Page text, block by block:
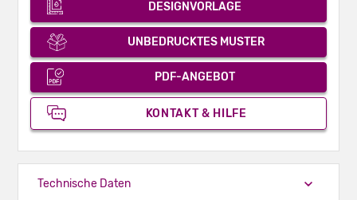
DESIGNVORLAGE
UNBEDRUCKTES MUSTER
PDF-ANGEBOT
KONTAKT & HILFE
Technische Daten